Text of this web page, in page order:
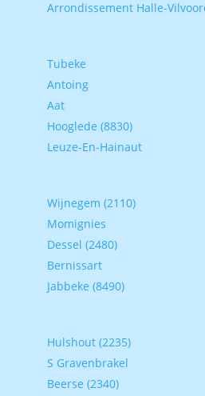
Arrondissement Halle-
Tubeke
Antoing
Aat
Hooglede (8830)
Leuze-En-Hainaut
Wijnegem (2110)
Momignies
Dessel (2480)
Bernissart
Jabbeke (8490)
Hulshout (2235)
S Gravenbrakel
Beerse (2340)